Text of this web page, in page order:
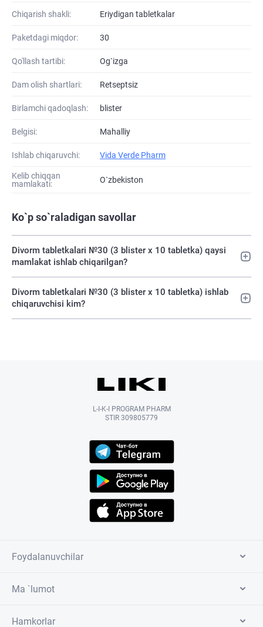
Chiqarish shakli: Eriydigan tabletkalar
Paketdagi miqdor: 30
Qo'llash tartibi: Og`izga
Dam olish shartlari: Retseptsiz
Birlamchi qadoqlash: blister
Belgisi: Mahalliy
Ishlab chiqaruvchi: Vida Verde Pharm
Kelib chiqqan
mamlakati:
O`zbekiston
Ko`p so`raladigan savollar
Divorm tabletkalari №30 (3 blister х 10 tabletka) qaysi
mamlakat ishlab chiqarilgan?
Divorm tabletkalari №30 (3 blister х 10 tabletka) ishlab
chiqaruvchisi kim?
L-I-K-I PROGRAM PHARM
STIR 309805779
Foydalanuvchilar
Ma `lumot
Hamkorlar